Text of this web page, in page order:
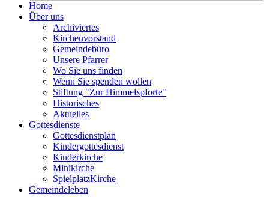
Home
Über uns
Archiviertes
Kirchenvorstand
Gemeindebüro
Unsere Pfarrer
Wo Sie uns finden
Wenn Sie spenden wollen
Stiftung "Zur Himmelspforte"
Historisches
Aktuelles
Gottesdienste
Gottesdienstplan
Kindergottesdienst
Kinderkirche
Minikirche
SpielplatzKirche
Gemeindeleben